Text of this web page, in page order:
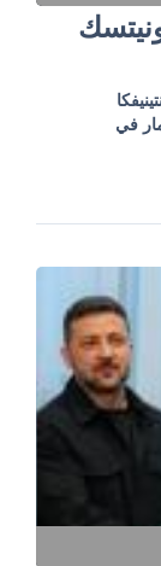
في